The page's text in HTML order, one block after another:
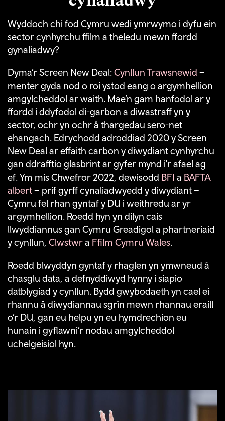
Wyddoch chi fod Cymru wedi ymrwymo i dyfu ein
sector cynhyrchu ffilm a theledu mewn ffordd
gynaliadwy?
Dyma’r Screen New Deal:Cynllun Trawsnewid –
menter gyda nod o roi ystod eang o argymhellion
amgylcheddol ar waith. Mae’n gam hanfodol ar y
ffordd i ddyfodol di-garbon a diwastraff yn y
sector, ochr yn ochr â thargedau sero-net
ehangach. Edrychodd adroddiad 2020 yScreen
New Deal ar effaith carbon y diwydiant cynhyrchu
gan ddrafftio glasbrint ar gyfer mynd i'r afael ag
ef. Ym mis Chwefror 2022, dewisodd BFI a BAFTA
albert– prif gyrff cynaliadwyedd y diwydiant –
Cymru fel rhan gyntaf y DU i weithredu ar yr
argymhellion. Roedd hyn yn dilyn cais
llwyddiannus gan Cymru Greadigol a phartneriaid
y cynllun, Clwstwra Ffilm Cymru Wales.
Roedd blwyddyn gyntaf y rhaglen yn ymwneud â
chasglu data, a defnyddiwyd hynny i siapio
datblygiad y cynllun. Bydd gwybodaeth yn cael ei
rhannu â diwydiannau sgrîn mewn rhannau eraill
o’r DU, gan eu helpu yn eu hymdrechion eu
hunain i gyflawni’r nodau amgylcheddol
uchelgeisiol hyn.